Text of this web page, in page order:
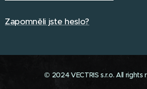
Zapomněli jste heslo?
© 2024 VECTRIS s.r.o. All rights